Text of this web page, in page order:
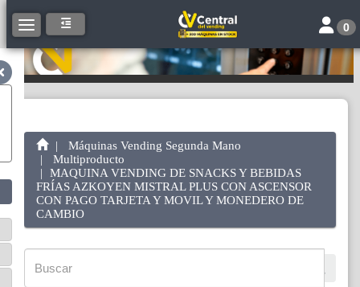
Toggle navigation Toggle
0
Máquinas Vending Segunda Mano
Multiproducto
MAQUINA VENDING DE SNACKS Y BEBIDAS
FRÍAS AZKOYEN MISTRAL PLUS CON ASCENSOR
CON PAGO TARJETA Y MOVIL Y MONEDERO DE
CAMBIO